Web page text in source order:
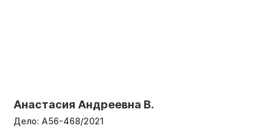
Анастасия Андреевна В.
Дело: А56-468/2021